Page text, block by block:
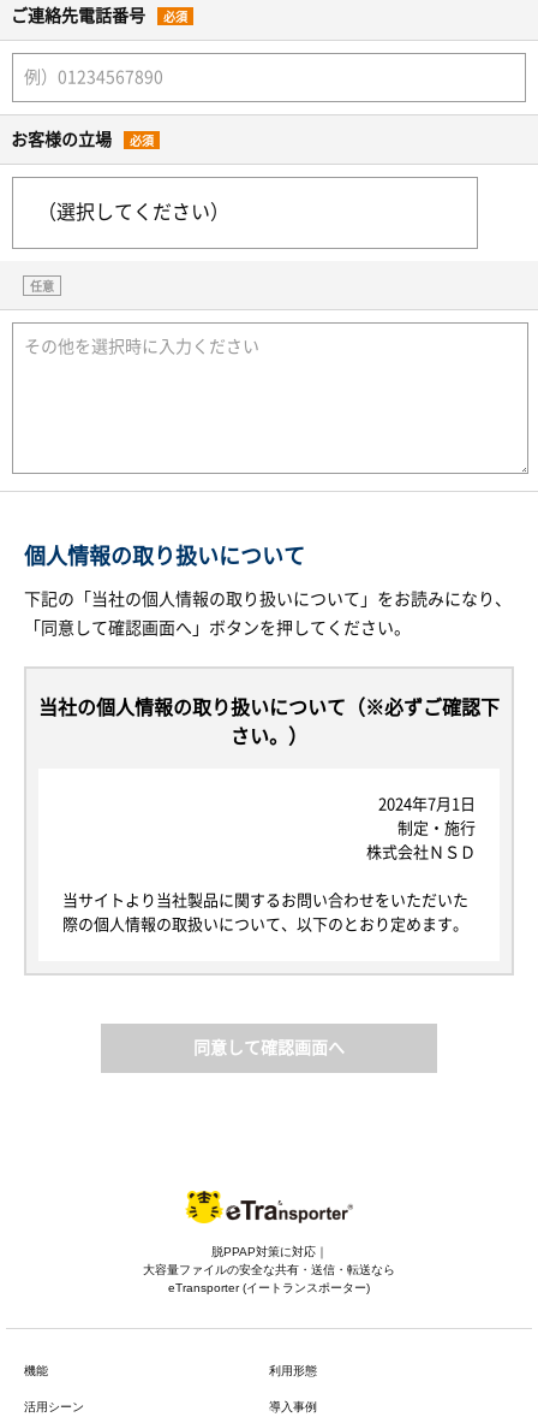
ご連絡先電話番号 必須
お客様の立場 必須
任意
個人情報の取り扱いについて
下記の「当社の個人情報の取り扱いについて」をお読みになり、
「同意して確認画面へ」ボタンを押してください。
当社の個人情報の取り扱いについて（※必ずご確認下
さい。）
2024年7月1日
制定・施行
株式会社ＮＳＤ
当サイトより当社製品に関するお問い合わせをいただいた
際の個人情報の取扱いについて、以下のとおり定めます。
1. 個人情報について
得する個人情報の保護に関する法律にいう「個人情報」を
指し、生存する個人に関する情報であって、当該情報に含
お、本規定で用いられる「個人データ」は、個人情報保護
法における個人データと同じ意味で使用します。
当社は、以下の目的に必要な範囲で、個人情報を利用いた
合には、事前に適切な方法でお客様からの同意を得るもの
られた場合には遅滞なく通知いたします。
当社は、当サイトにおいて、以下のお客様情報を取得する
同意して確認画面へ
脱PPAP対策に対応｜
大容量ファイルの安全な共有・送信・転送なら
eTransporter (イートランスポーター)
機能 利用形態
活用シーン 導入事例